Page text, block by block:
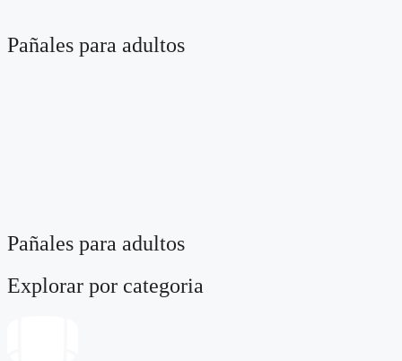
Pañales para adultos
Pañales para adultos
Explorar por categoria